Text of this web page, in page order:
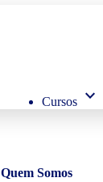
Cursos keyboard_arrow_down
Quem Somos